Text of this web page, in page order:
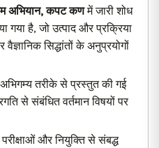
अभियान,कपट कणमें जारी शोध
गया है, जो उत्पाद और प्रक्रिया
सिद्धांतों के अनुप्रयोगों
तरीके से प्रस्तुत की गई
से संबंधित वर्तमान विषयों पर
और नियुक्ति से संबद्ध